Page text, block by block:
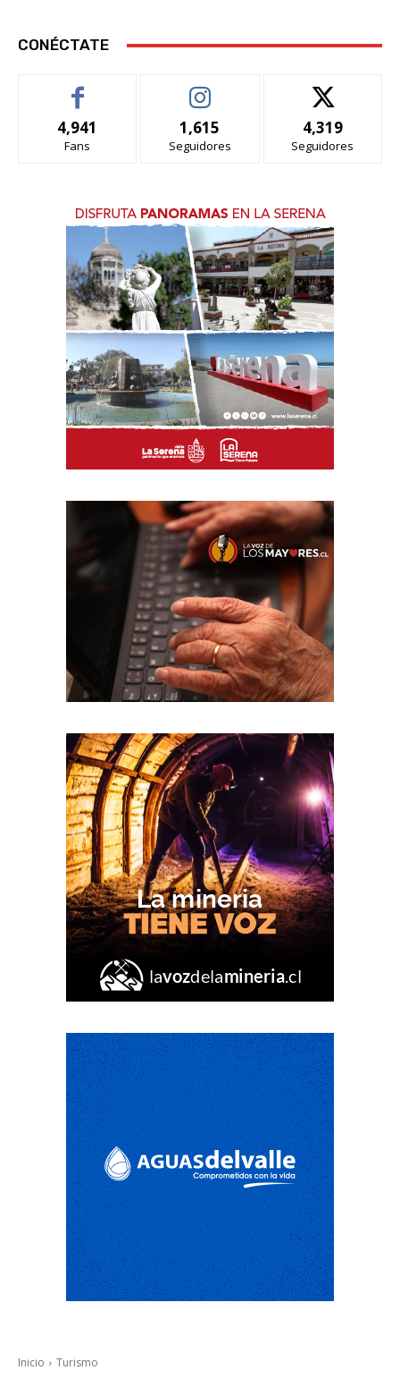
CONÉCTATE
4,941
Fans
1,615
Seguidores
4,319
Seguidores